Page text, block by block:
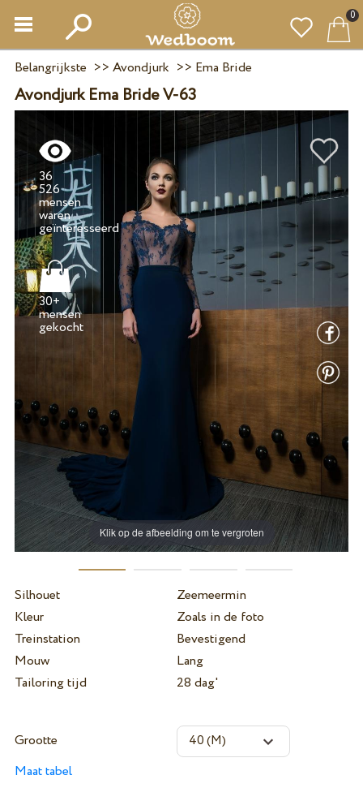
0
Belangrijkste >> Avondjurk >> Ema Bride
Avondjurk Ema Bride V-63
Klik op de afbeelding om te vergroten
36
526
mensen
waren
30+
mensen
Silhouet
Zeemeermin
Kleur
Zoals in de foto
Treinstation
Bevestigend
Mouw
Lang
Tailoring tijd
28 dag'
Grootte
Maat tabel